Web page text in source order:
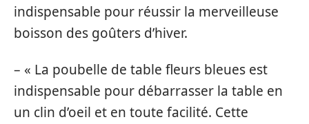
indispensable pour réussir la merveilleuse
boisson des goûters d’hiver.
– « La poubelle de table fleurs bleues est
indispensable pour débarrasser la table en
un clin d’oeil et en toute facilité. Cette